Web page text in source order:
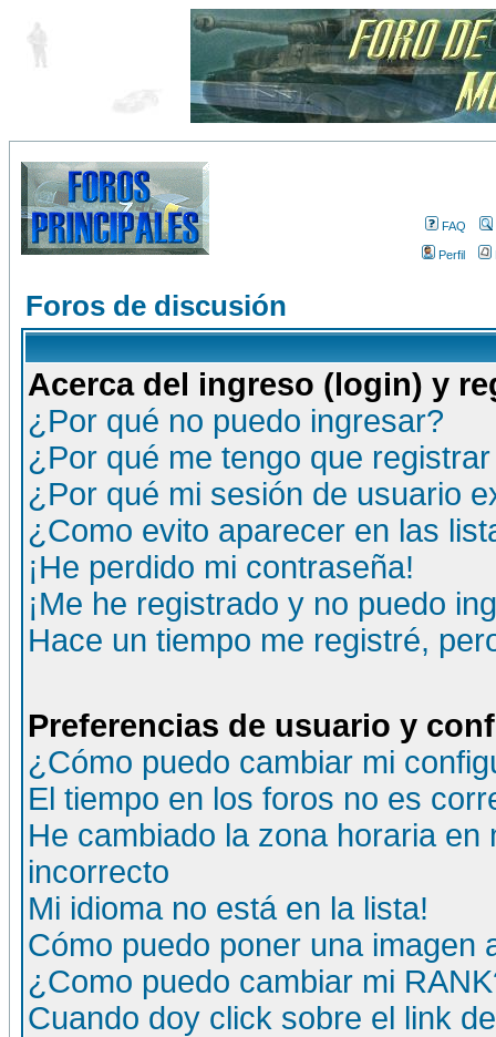
FAQ
Perfil
Foros de discusión
Acerca del ingreso (login) y
¿Por qué no puedo ingresar?
¿Por qué me tengo que
¿Por qué mi sesión de usuario
¿Como evito aparecer en las
¡He perdido mi contraseña!
¡Me he registrado y no puedo
Hace un tiempo me registré,
Preferencias de usuario y
¿Cómo puedo cambiar mi
El tiempo en los foros no es
He cambiado la zona horaria
incorrecto
Mi idioma no está en la lista!
Cómo puedo poner una imagen
¿Como puedo cambiar mi
Cuando doy click sobre el link